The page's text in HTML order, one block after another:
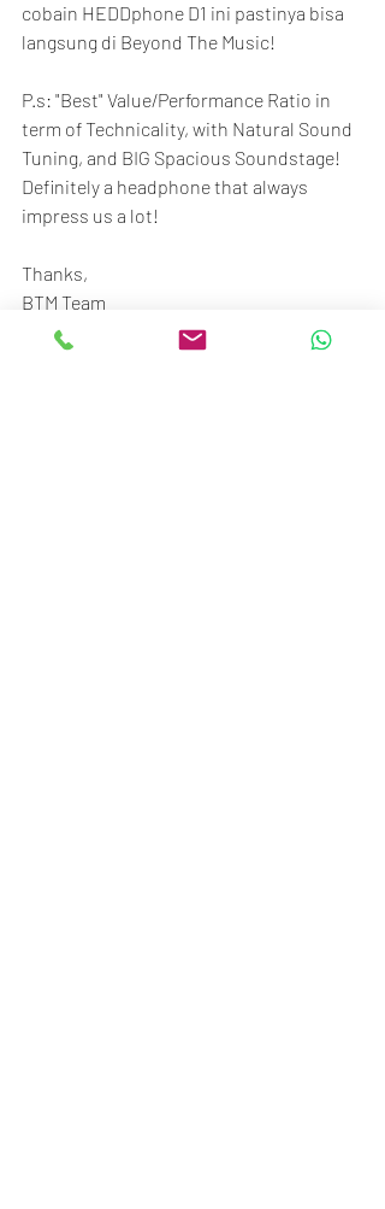
cobain HEDDphone D1 ini pastinya bisa
langsung di Beyond The Music!
P.s: "Best" Value/Performance Ratio in
term of Technicality, with Natural Sound
Tuning, and BIG Spacious Soundstage!
Definitely a headphone that always
impress us a lot!
Thanks,
BTM Team